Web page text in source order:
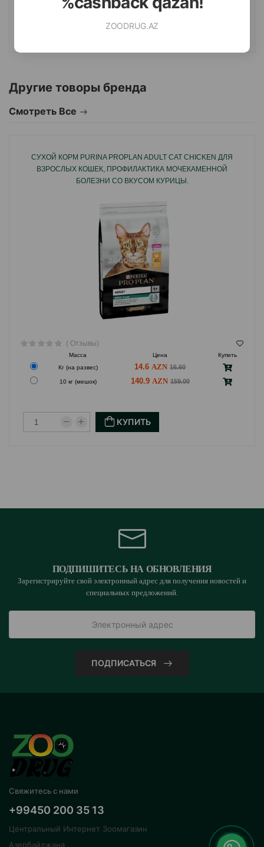
ZOODRUG.AZ
КУПИТЬ
Другие товоры бренда
Смотреть Все
СУХОЙ КОРМ PURINA PROPLAN ADULT CAT CHICKEN ДЛЯ
ВЗРОСЛЫХ КОШЕК, ПРОФИЛАКТИКА МОЧЕКАМЕННОЙ
БОЛЕЗНИ СО ВКУСОМ КУРИЦЫ.
( Отзывы)
Масса Цена
Купить
Кг (на развес)
14.6 16.60
10 кг (мешок) 140.9 159.00
КУПИТЬ
ПОДПИШИТЕСЬ НА ОБНОВЛЕНИЯ
Зарегистрируйте свой электронный адрес для получения новостей и
специальных предложений.
ПОДПИСАТЬСЯ
Свяжитесь с нами
+99450 200 35 13
Центральный Интернет Зоомагазин
Азербайджана